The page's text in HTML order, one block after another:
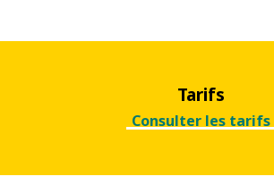
Tarifs
Consulter les tarifs